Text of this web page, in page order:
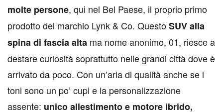
molte persone, qui nel Bel Paese, il proprio primo
prodotto del marchio Lynk & Co. QuestoSUV alla
spina di fascia alta ma nome anonimo, 01, riesce a
destare curiosità soprattutto nelle grandi città dove è
arrivato da poco. Con un’aria di qualità anche se i
toni sono un po’ cupi e la personalizzazione
assente: unico allestimento e motore ibrido,